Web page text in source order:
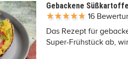
Gebackene
16
Das Rezept für
Super-Frühstück ab,